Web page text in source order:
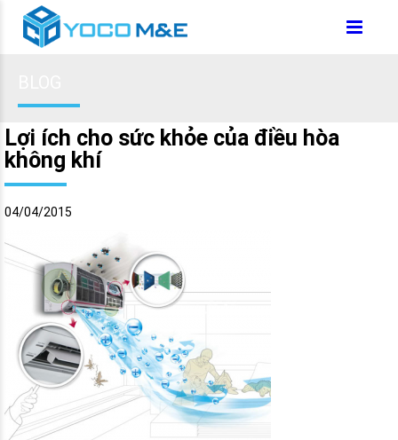
Lợi ích cho sức khỏe của điều hòa
không khí
04/04/2015